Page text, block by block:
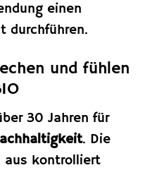
einen
durchführen.
und fühlen
30 Jahren für
. Die
aus kontrolliert